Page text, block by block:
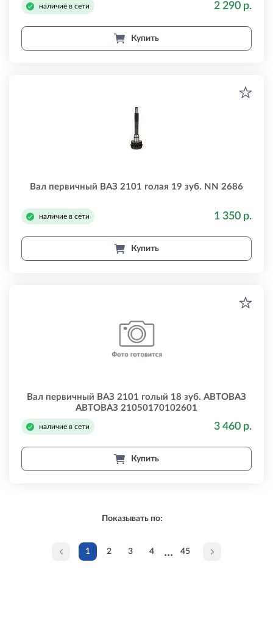
наличие в сети 2 290 р.
Купить
Вал первичный ВАЗ 2101 голая 19 зуб. NN 2686
наличие в сети 1 350 р.
Купить
Вал первичный ВАЗ 2101 голый 18 зуб. АВТОВАЗ
АВТОВАЗ 21050170102601
наличие в сети 3 460 р.
Купить
Показывать по:
1 2 3 4 ... 45